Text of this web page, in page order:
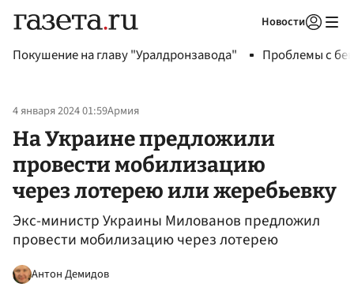
Новости
Покушение на главу "Уралдронзавода" Проблемы с
4 января 2024 01:59Армия
На Украине предложили
провести мобилизацию
через лотерею или жеребьевку
Экс-министр Украины Милованов предложил
провести мобилизацию через лотерею
Антон Демидов